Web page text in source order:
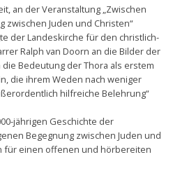
an der Veranstaltung „Zwischen
zwischen Juden und Christen“
der Landeskirche für den christlich-
Ralph van Doorn an die Bilder der
Bedeutung der Thora als erstem
die ihrem Weden nach weniger
hilfreiche Belehrung“
jährigen Geschichte der
Begegnung zwischen Juden und
für einen offenen und hörbereiten